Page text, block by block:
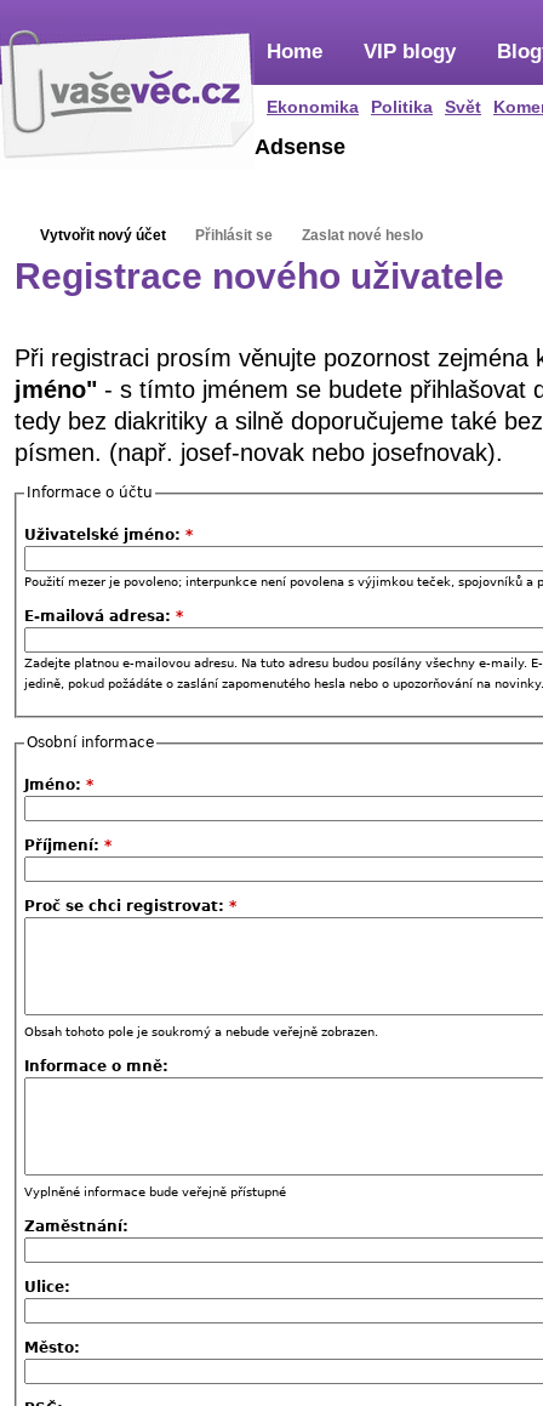
Home
Ekonomika Politika Svět
VIP blogy
Adsense
Vytvořit nový účet Přihlásit se Zaslat nové heslo
Registrace nového uživatele
Při registraci prosím věnujte pozornost zejména
jméno" - s tímto jménem se budete přihlašovat
tedy bez diakritiky a silně doporučujeme také
písmen. (např. josef-novak nebo josefnovak).
Informace o účtu
Uživatelské jméno: *
Použití mezer je povoleno; interpunkce není povolena s výjimkou teček, spojovníků a
E-mailová adresa: *
Zadejte platnou e-mailovou adresu. Na tuto adresu budou posílány všechny e-maily.
jedině, pokud požádáte o zaslání zapomenutého hesla nebo o upozorňování na novinky.
Osobní informace
Jméno: *
Příjmení: *
Proč se chci registrovat: *
Obsah tohoto pole je soukromý a nebude veřejně zobrazen.
Informace o mně:
Vyplněné informace bude veřejně přístupné
Zaměstnání:
Ulice:
Město: